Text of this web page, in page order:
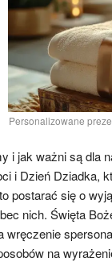
Personalizowane
i jak ważni są dla
i Dzień Dziadka,
postarać się o
nich. Święta
wręczenie
na